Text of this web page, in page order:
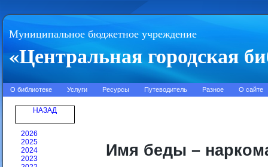
Муниципальное бюджетное учреждение
«Центральная городская
О библиотеке Услуги Ресурсы Путеводитель Разное О сайте
НАЗАД
2026
2025
2024
2023
Имя беды –